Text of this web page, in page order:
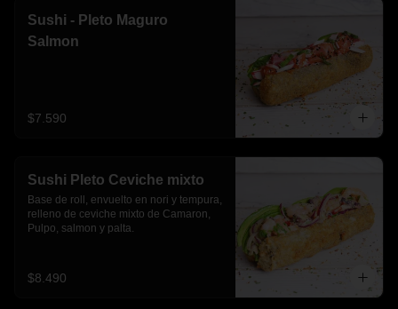
Sushi - Pleto Maguro
Salmon
$7.590
Sushi Pleto Ceviche mixto
Base de roll, envuelto en nori y tempura,
relleno de ceviche mixto de Camaron,
Pulpo, salmon y palta.
$8.490